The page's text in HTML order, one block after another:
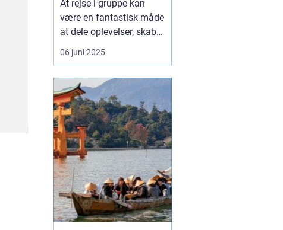
opleve Europa på
At rejse i gruppe kan
være en fantastisk måde
at dele oplevelser, skabe
minder og styrke
relationer – hvad enten
venner, kolleger eller
foreninger. I stedet for at
vælge bus eller fly som
transportmiddel, v...
06 juni 2025